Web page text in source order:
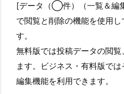
[データ（◯件）（一覧＆編
で閲覧と削除の機能を使用
す。
無料版では投稿データの閲
ます。ビジネス・有料版で
編集機能を利用できます。